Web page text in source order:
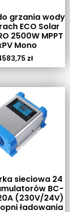
grzania wody
ECO Solar
2500W MPPT
Mono
zł
sieciowa 24
BC-
(230V/24V)
ładowania